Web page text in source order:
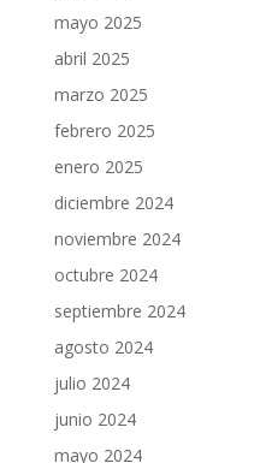
mayo 2025
abril 2025
marzo 2025
febrero 2025
enero 2025
diciembre 2024
noviembre 2024
octubre 2024
septiembre 2024
agosto 2024
julio 2024
junio 2024
mayo 2024